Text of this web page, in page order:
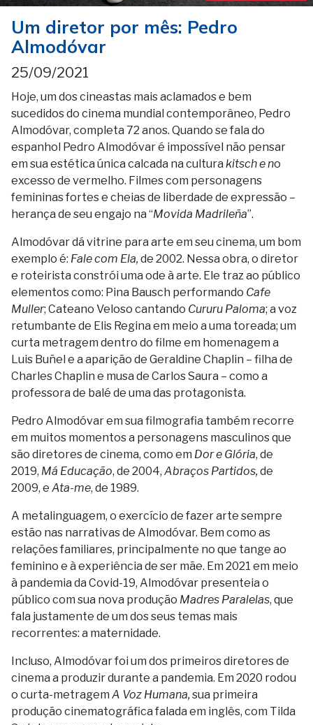
Um diretor por mês: Pedro
Almodóvar
25/09/2021
Hoje, um dos cineastas mais aclamados e bem
sucedidos do cinema mundial contemporâneo, Pedro
Almodóvar, completa 72 anos. Quando se fala do
espanhol Pedro Almodóvar é impossível não pensar
em sua estética única calcada na cultura kitsch e no
excesso de vermelho. Filmes com personagens
femininas fortes e cheias de liberdade de expressão –
herança de seu engajo na “Movida Madrileña”.
Almodóvar dá vitrine para arte em seu cinema, um bom
exemplo é: Fale com Ela,de 2002. Nessa obra, o diretor
e roteirista constrói uma ode à arte. Ele traz ao público
elementos como: Pina Bausch performando Cafe
Muller; Cateano Veloso cantando Cururu Paloma; a voz
retumbante de Elis Regina em meio a uma toreada; um
curta metragem dentro do filme em homenagem a
Luis Buñel e a aparição de Geraldine Chaplin – filha de
Charles Chaplin e musa de Carlos Saura – como a
professora de balé de uma das protagonista.
Pedro Almodóvar em sua filmografia também recorre
em muitos momentos a personagens masculinos que
são diretores de cinema, como em Dor e Glória, de
2019, Má Educação, de 2004, Abraços Partidos,de
2009, e Ata-me, de 1989.
A metalinguagem, o exercício de fazer arte sempre
estão nas narrativas de Almodóvar. Bem como as
relações familiares, principalmente no que tange ao
feminino e à experiência de ser mãe. Em 2021 em meio
à pandemia da Covid-19, Almodóvar presenteia o
público com sua nova produção Madres Paralelas, que
fala justamente de um dos seus temas mais
recorrentes: a maternidade.
Incluso, Almodóvar foi um dos primeiros diretores de
cinema a produzir durante a pandemia. Em 2020 rodou
o curta-metragem A Voz Humana,sua primeira
produção cinematográfica falada em inglês, com Tilda